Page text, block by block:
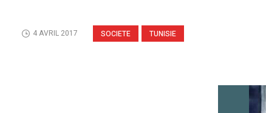
SOCIETE TUNISIE
4 AVRIL 2017